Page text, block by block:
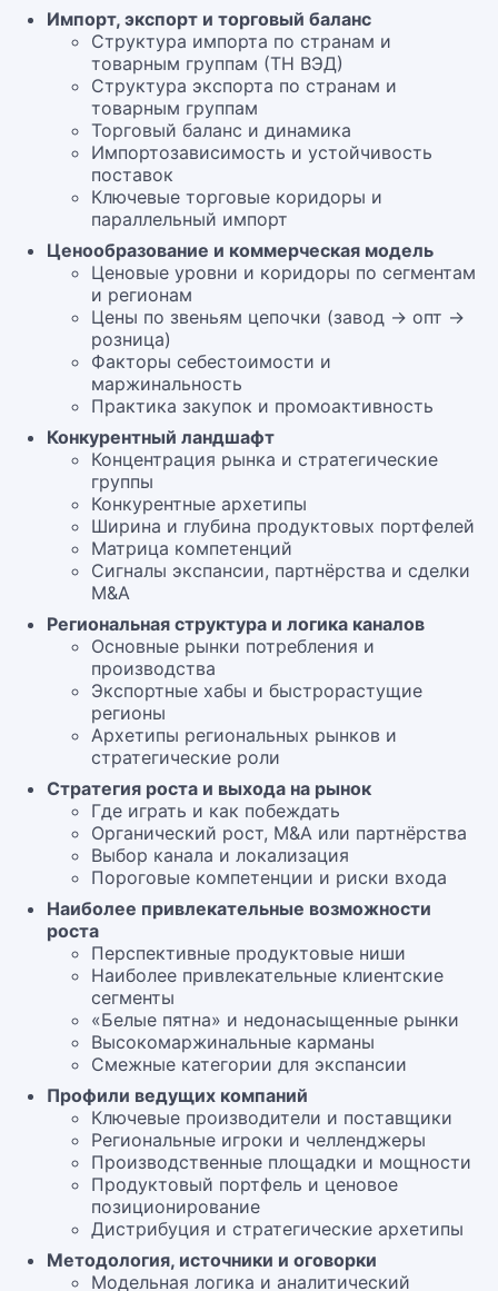
Импорт, экспорт и торговый баланс
Структура импорта по странам и
товарным группам (ТН ВЭД)
Структура экспорта по странам и
товарным группам
Торговый баланс и динамика
Импортозависимость и устойчивость
поставок
Ключевые торговые коридоры и
параллельный импорт
Ценообразование и коммерческая модель
Ценовые уровни и коридоры по сегментам
и регионам
Цены по звеньям цепочки (завод → опт →
розница)
Факторы себестоимости и
маржинальность
Практика закупок и промоактивность
Конкурентный ландшафт
Концентрация рынка и стратегические
группы
Конкурентные архетипы
Ширина и глубина продуктовых портфелей
Матрица компетенций
Сигналы экспансии, партнёрства и сделки
M&A
Региональная структура и логика каналов
Основные рынки потребления и
производства
Экспортные хабы и быстрорастущие
регионы
Архетипы региональных рынков и
стратегические роли
Стратегия роста и выхода на рынок
Где играть и как побеждать
Органический рост, M&A или партнёрства
Выбор канала и локализация
Пороговые компетенции и риски входа
Наиболее привлекательные возможности
роста
Перспективные продуктовые ниши
Наиболее привлекательные клиентские
сегменты
«Белые пятна» и недонасыщенные рынки
Высокомаржинальные карманы
Смежные категории для экспансии
Профили ведущих компаний
Ключевые производители и поставщики
Региональные игроки и челленджеры
Производственные площадки и мощности
Продуктовый портфель и ценовое
позиционирование
Дистрибуция и стратегические архетипы
Методология, источники и оговорки
Модельная логика и аналитический